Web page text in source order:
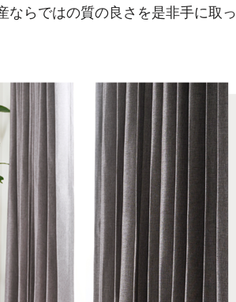
ならではの質の良さを是非手に取っ